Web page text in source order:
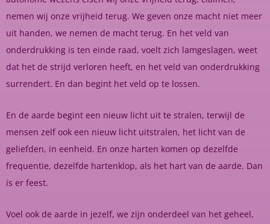
nemen wij onze vrijheid terug. We geven onze macht niet meer
uit handen, we nemen de macht terug. En het veld van
onderdrukking is ten einde raad, voelt zich lamgeslagen, weet
dat het de strijd verloren heeft, en het veld van onderdrukking
surrendert. En dan begint het veld op te lossen.
En de aarde begint een nieuw licht uit te stralen, terwijl de
mensen zelf ook een nieuw licht uitstralen, het licht van de
geliefden, in eenheid. En onze harten komen op dezelfde
frequentie, dezelfde hartenklop, als het hart van de aarde. Dan
is er feest.
Voel ook de aarde in jezelf, we zijn onderdeel van het geheel,